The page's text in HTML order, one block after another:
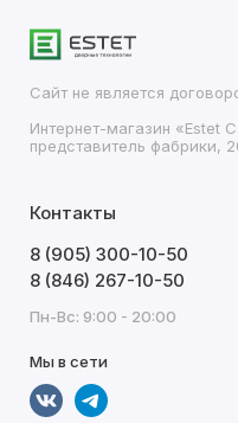
Сайт не является
Интернет-магазин «Estet
представитель фабрики,
Контакты
8 (905) 300-10-50
8 (846) 267-10-50
Пн-Вс: 9:00 - 20:00
Мы в сети